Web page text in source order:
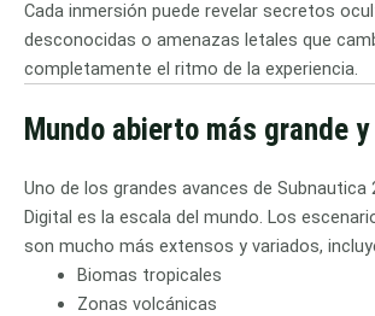
Cada inmersión puede revelar secretos
desconocidas o amenazas letales que
completamente el ritmo de la experiencia.
Mundo abierto más grande
Uno de los grandes avances de Subnautica
Digital es la escala del mundo. Los
son mucho más extensos y variados,
Biomas tropicales
Zonas volcánicas